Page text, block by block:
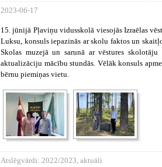
2023-06-17
15. jūnijā Pļaviņu vidusskolā viesojās Izraēlas
Luksu, konsuls iepazinās ar skolu faktos un
Skolas muzejā un sarunā ar vēstures
aktualizāciju mācību stundās. Vēlāk konsuls
bērnu piemiņas vietu.
Atslēgvārdi: 2022/2023, aktuāli